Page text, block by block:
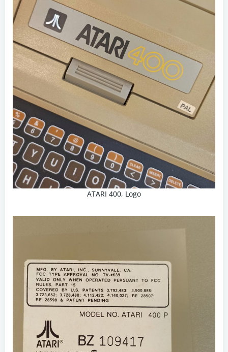
ATARI 400, Logo